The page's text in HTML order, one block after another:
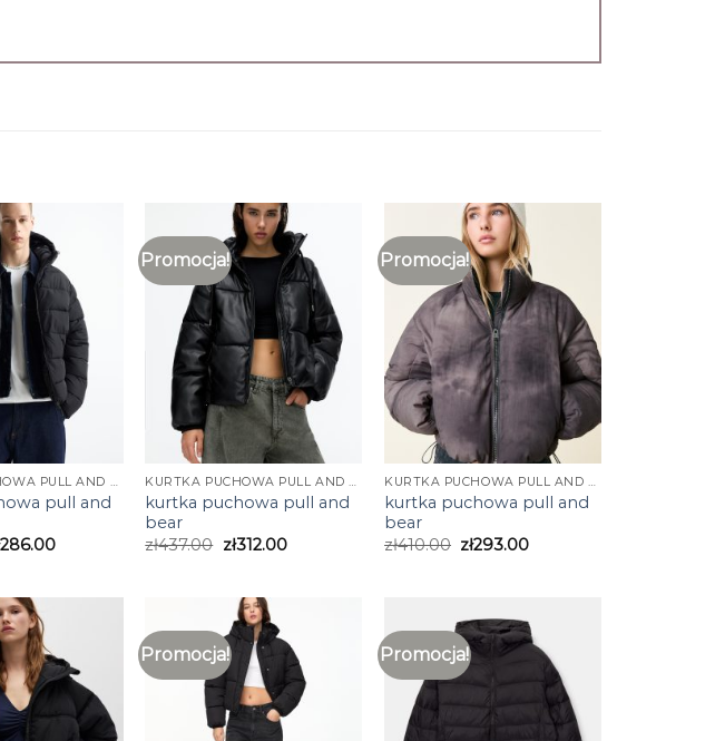
KURTKA PUCHOWA PULL AND BEAR
pull and
286.00
Promocja!
KURTKA PUCHOWA PULL AND BEAR
kurtka puchowa pull and
bear
zł437.00 zł312.00
Promocja!
KURTKA PUCHOWA PULL AND BEAR
kurtka puchowa pull and
bear
zł410.00 zł293.00
Promocja! Promocja!